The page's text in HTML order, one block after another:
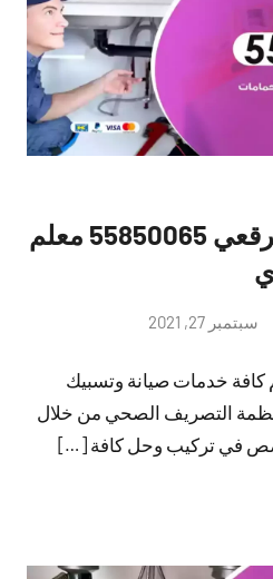
سباك فني صحي الرقعي 55850065 معلم
سبتمبر 27, 2021
تعليقات
خدمات صيانة وتسبيك
التصريف الصحي من خلال
في تركيب وحل كافة […]